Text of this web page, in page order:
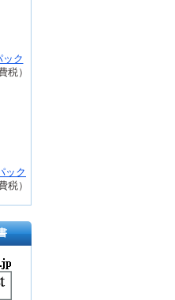
ク
税）
ック
税）